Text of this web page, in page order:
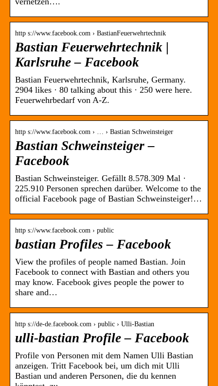
http s://www.facebook.com › BastianFeuerwehrtechnik
Bastian Feuerwehrtechnik |
Karlsruhe – Facebook
Bastian Feuerwehrtechnik, Karlsruhe, Germany.
2904 likes · 80 talking about this · 250 were here.
Feuerwehrbedarf von A-Z.
http s://www.facebook.com › … › Bastian Schweinsteiger
Bastian Schweinsteiger –
Facebook
Bastian Schweinsteiger. Gefällt 8.578.309 Mal ·
225.910 Personen sprechen darüber. Welcome to the
official Facebook page of Bastian Schweinsteiger!…
http s://www.facebook.com › public
bastian Profiles – Facebook
View the profiles of people named Bastian. Join
Facebook to connect with Bastian and others you
may know. Facebook gives people the power to
share and…
http s://de-de.facebook.com › public › Ulli-Bastian
ulli-bastian Profile – Facebook
Profile von Personen mit dem Namen Ulli Bastian
anzeigen. Tritt Facebook bei, um dich mit Ulli
Bastian und anderen Personen, die du kennen